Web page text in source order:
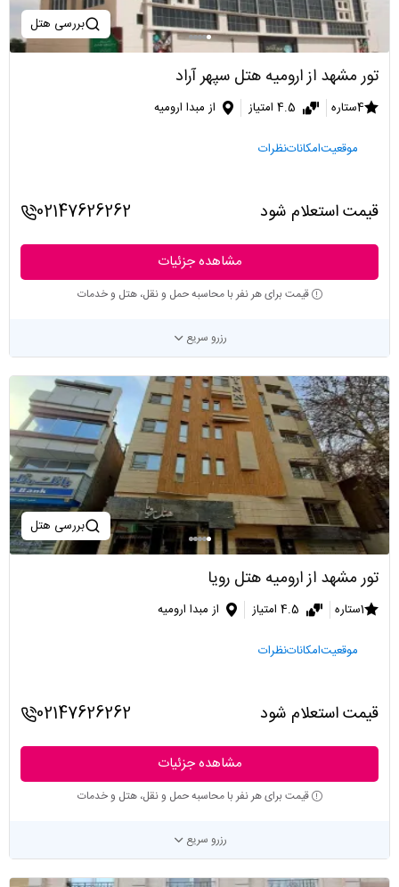
بررسی هتل
تور مشهد از ارومیه هتل سپهر آراد
4ستاره 4.5 امتیاز از مبدا ارومیه
موقعیتامکاناتنظرات
قیمت استعلام شود 02147626262
مشاهده جزئیات
قیمت برای هر نفر با محاسبه حمل و نقل، هتل و خدمات
رزرو سریع
بررسی هتل
تور مشهد از ارومیه هتل رویا
1ستاره 4.5 امتیاز از مبدا ارومیه
موقعیتامکاناتنظرات
قیمت استعلام شود 02147626262
مشاهده جزئیات
قیمت برای هر نفر با محاسبه حمل و نقل، هتل و خدمات
رزرو سریع